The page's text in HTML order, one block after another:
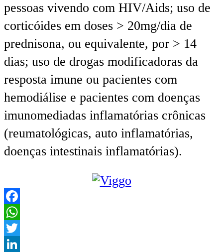
pessoas vivendo com HIV/Aids; uso de
corticóides em doses > 20mg/dia de
prednisona, ou equivalente, por > 14
dias; uso de drogas modificadoras da
resposta imune ou pacientes com
hemodiálise e pacientes com doenças
imunomediadas inflamatórias crônicas
(reumatológicas, auto inflamatórias,
doenças intestinais inflamatórias).
Facebook
WhatsApp
Twitter